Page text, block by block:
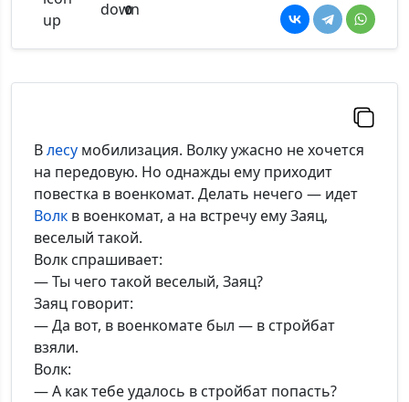
0
Влесу мобилизация. Волку ужасно не хочется
на передовую. Но однажды ему приходит
повестка в военкомат. Делать нечего — идет
Волк в военкомат, а на встречу ему Заяц,
веселый такой.
Волк спрашивает:
— Ты чего такой веселый, Заяц?
Заяц говорит:
— Да вот, в военкомате был — в стройбат
взяли.
Волк:
— А как тебе удалось в стройбат попасть?